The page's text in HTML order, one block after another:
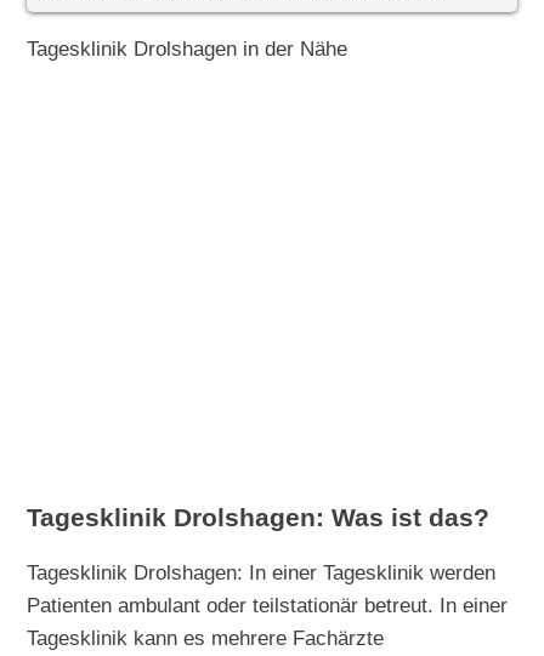
Tagesklinik Drolshagen in der Nähe
Tagesklinik Drolshagen: Was ist das?
Tagesklinik Drolshagen: In einer Tagesklinik werden
Patienten ambulant oder teilstationär betreut. In einer
Tagesklinik kann es mehrere Fachärzte